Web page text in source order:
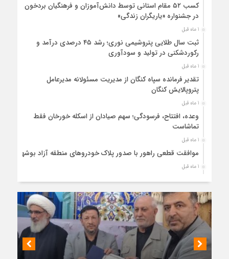
کسب ۵۲ مقام استانی توسط دانش‌آموزان و فرهنگیان بردخون
در جشنواره «یاریگران زندگی»
1 ماه قبل
ثبت سال طلایی پتروشیمی نوری؛ رشد ۴۵ درصدی درآمد و
رکوردشکنی در تولید و سودآوری
1 ماه قبل
تقدیر فرمانده سپاه کنگان از مدیریت مسئولانه مدیرعامل
پتروپالایش کنگان
1 ماه قبل
وعده، افتتاح، فرسودگی؛ سهم صیادان از اسکله خورخان فقط
تماشاست
1 ماه قبل
موافقت قطعی راهور با صدور پلاک خودروهای منطقه آزاد بوشهر
1 ماه قبل
حضور میدانی واحد ثبتی دیر در آبدان؛ ارائه خدمات و نقشه‌برداری
رایگان برای کاهش مراجعات مردمی
1 ماه قبل
دبیر ستاد بزرگداشت هفته دولت در استان بوشهر منصوب شد
کمربندی دیر؛ مسیر نجاتی که در بن‌بست ترک‌فعل‌ها مانده است